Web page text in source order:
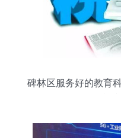
碑林区服务好的教育